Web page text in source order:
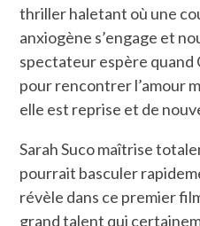
thriller haletant où une
anxiogène s’engage et
spectateur espère quand
pour rencontrer l’amour
elle est reprise et de
Sarah Suco maîtrise
pourrait basculer
révèle dans ce premier
grand talent qui